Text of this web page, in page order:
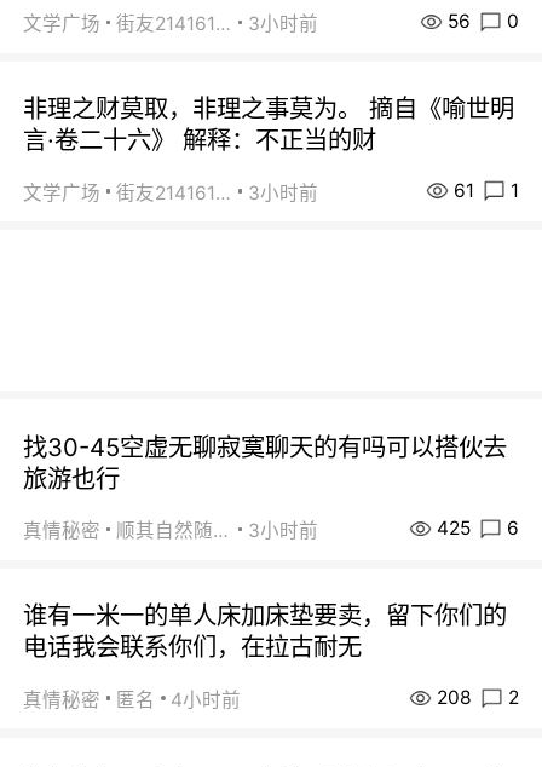
文学广场 街友21416156 3小时前 56 0
非理之财莫取，非理之事莫为。 摘自《喻世明
言·卷二十六》 解释：不正当的财
文学广场 街友21416156 3小时前 61 1
找30-45空虚无聊寂寞聊天的有吗可以搭伙去
旅游也行
真情秘密 顺其自然随缘 3小时前 425 6
谁有一米一的单人床加床垫要卖，留下你们的
电话我会联系你们，在拉古耐无
真情秘密 匿名 4小时前 208 2